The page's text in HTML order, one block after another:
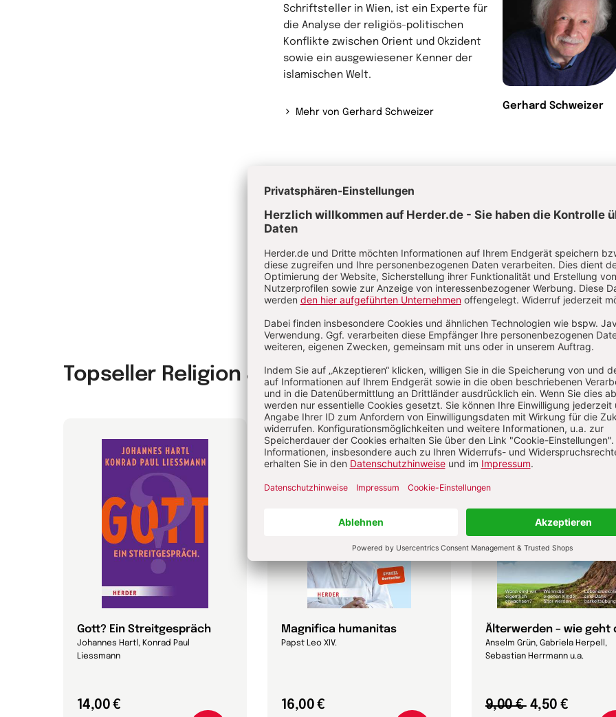
Gerhard Schweizer
Schriftsteller in Wien, ist ein Experte für
die Analyse der religiös-politischen
Konflikte zwischen Orient und Okzident
sowie ein ausgewiesener Kenner der
islamischen Welt.
Mehr von Gerhard Schweizer
Verwandte Themen
Ende, Untergang und Zerfall der Sowjetunion
Topseller Religion & Spiritualität
Gott? Ein Streitgespräch
Johannes Hartl, Konrad Paul
Liessmann
14,00 €
Magnifica humanitas
Papst Leo XIV.
16,00 €
Älterwerden – wie geht
Anselm Grün, Gabriela Herpell,
Sebastian Herrmann u.a.
9,00 € 4,50 €